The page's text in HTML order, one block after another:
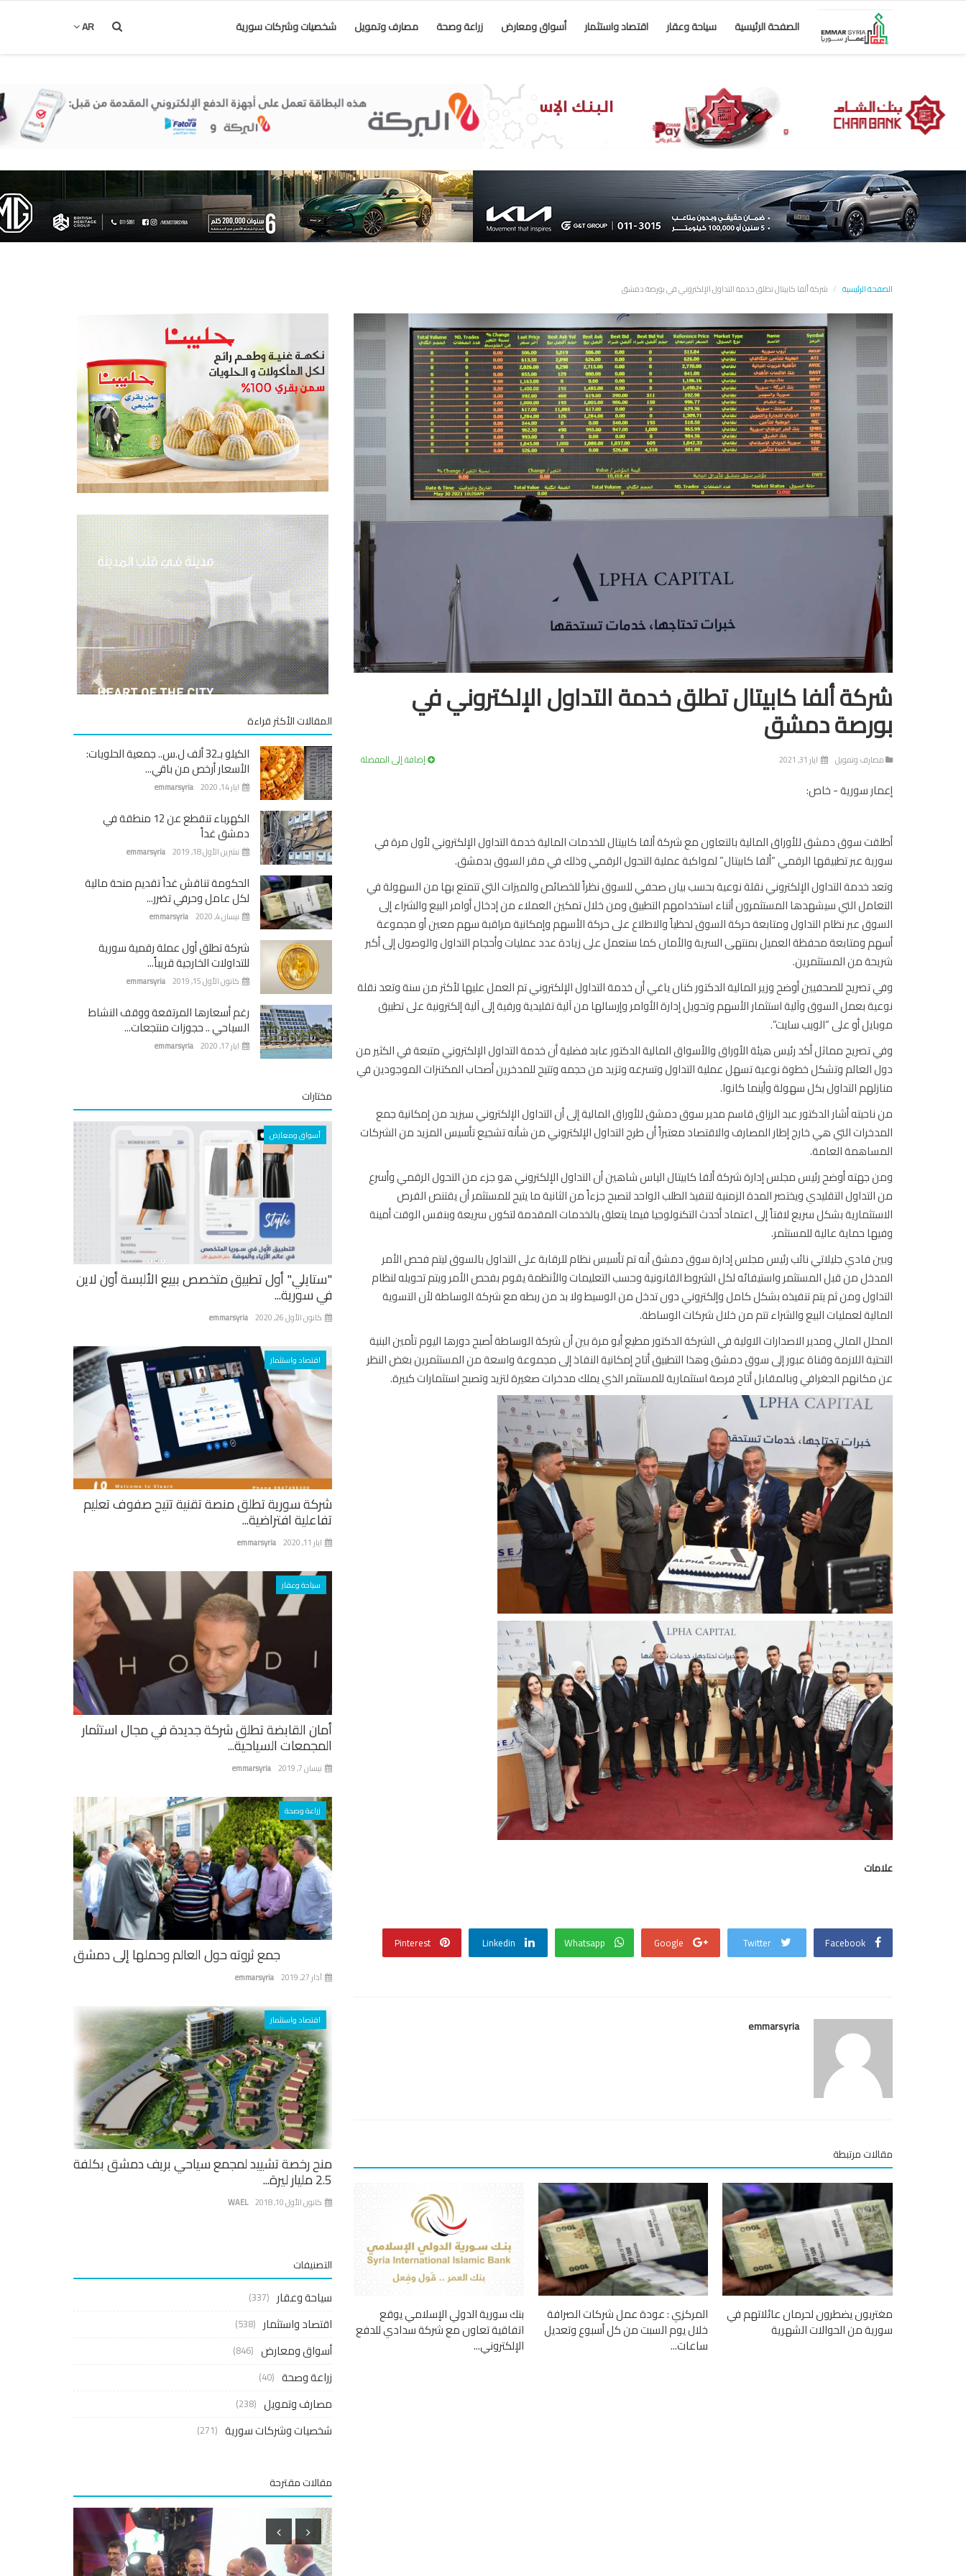
الصفحة الرئيسية سياحة وعقار اقتصاد واستثمار أسواق ومعارض زراعة وصحة مصارف وتمويل شخصيات وشركات سورية AR
الصفحة الرئيسية شركة ألفا كابيتال تطلق خدمة التداول الإلكتروني في بورصة دمشق
شركة ألفا كابيتال تطلق خدمة التداول الإلكتروني في
بورصة دمشق
مصارف وتمويل ايار 31, 2021 إضافة إلى المفضلة
إعمار سورية - خاص:
أطلقت سوق دمشق للأوراق المالية بالتعاون مع شركة ألفا كابيتال للخدمات المالية خدمة التداول الإلكتروني لأول مرة في
سورية عبر تطبيقها الرقمي “ألفا كابيتال” لمواكبة عملية التحول الرقمي وذلك في مقر السوق بدمشق.
وتعد خدمة التداول الإلكتروني نقلة نوعية بحسب بيان صحفي للسوق نظراً للخصائص والميزات التي تتمتع بها من السهولة في
التعامل التي سيشهدها المستثمرون أثناء استخدامهم التطبيق ومن خلال تمكين العملاء من إدخال أوامر البيع والشراء إلى
السوق عبر نظام التداول ومتابعة حركة السوق لحظياً والاطلاع على حركة الأسهم وإمكانية مراقبة سهم معين أو مجموعة
أسهم ومتابعة محفظة العميل بمنتهى السرية والأمان كما ستعمل على زيادة عدد عمليات وأحجام التداول والوصول إلى أكبر
شريحة من المستثمرين.
وفي تصريح للصحفيين أوضح وزير المالية الدكتور كنان ياغي أن خدمة التداول الإلكتروني تم العمل عليها لأكثر من سنة وتعد نقلة
نوعية بعمل السوق وآلية استثمار الأسهم وتحويل إدارة الأوامر وإرسالها من آلية تقليدية ورقية إلى آلية إلكترونية على تطبيق
موبايل أو على “الويب سايت”.
وفي تصريح مماثل أكد رئيس هيئة الأوراق والأسواق المالية الدكتور عابد فضلية أن خدمة التداول الإلكتروني متبعة في الكثير من
دول العالم وتشكل خطوة نوعية تسهل عملية التداول وتسرعه وتزيد من حجمه وتتيح للمدخرين أصحاب المكتنزات الموجودين في
منازلهم التداول بكل سهولة وأينما كانوا.
من ناحيته أشار الدكتور عبد الرزاق قاسم مدير سوق دمشق للأوراق المالية إلى أن التداول الإلكتروني سيزيد من إمكانية جمع
المدخرات التي هي خارج إطار المصارف والاقتصاد معتبراً أن طرح التداول الإلكتروني من شأنه تشجيع تأسيس المزيد من الشركات
المساهمة العامة.
ومن جهته أوضح رئيس مجلس إدارة شركة ألفا كابيتال الياس شاهين أن التداول الإلكتروني هو جزء من التحول الرقمي وأسرع
من التداول التقليدي ويختصر المدة الزمنية لتنفيذ الطلب الواحد لتصبح جزءاً من الثانية ما يتيح للمستثمر أن يقتنص الفرص
الاستثمارية بشكل سريع لافتاً إلى اعتماد أحدث التكنولوجيا فيما يتعلق بالخدمات المقدمة لتكون سريعة وبنفس الوقت أمينة
وفيها حماية عالية للمستثمر.
وبين فادي جليلاتي نائب رئيس مجلس إدارة سوق دمشق أنه تم تأسيس نظام للرقابة على التداول بالسوق ليتم فحص الأمر
المدخل من قبل المستثمر واستيفائه لكل الشروط القانونية وحسب التعليمات والأنظمة يقوم بفحص الأمر ويتم تحويله لنظام
التداول ومن ثم يتم تنفيذه بشكل كامل وإلكتروني دون تدخل من الوسيط ولا بد من ربطه مع شركة الوساطة لأن التسوية
المالية لعمليات البيع والشراء تتم من خلال شركات الوساطة.
المحلل المالي ومدير الاصدارات الاولية في الشركة الدكتور مطيع أبو مرة بين أن شركة الوساطة أصبح دورها اليوم تأمين البنية
التحتية اللازمة وقناة عبور إلى سوق دمشق وهذا التطبيق أتاح إمكانية النفاذ إلى مجموعة واسعة من المستثمرين بغض النظر
عن مكانهم الجغرافي وبالمقابل أتاح فرصة استثمارية للمستثمر الذي يملك مدخرات صغيرة لتزيد وتصبح استثمارات كبيرة.
علامات
Facebook
Twitter
Google
Whatsapp
Linkedin
Pinterest
emmarsyria
مقالات مرتبطة
مغتربون يضطرون لحرمان عائلاتهم في
سورية من الحوالات الشهرية
المركزي : عودة عمل شركات الصرافة
خلال يوم السبت من كل أسبوع وتعديل
ساعات...
بنك سورية الدولي الإسلامي يوقع
اتفاقية تعاون مع شركة سدادي للدفع
الإلكتروني...
المقالات الأكثر قراءة
الكيلو بـ32 ألف ل.س.. جمعية الحلويات:
الأسعار أرخص من باقي...
emmarsyria ايار 14, 2020
الكهرباء تنقطع عن 12 منطقة في
دمشق غداً
emmarsyria تشرين الأول 18, 2019
الحكومة تناقش غداً تقديم منحة مالية
لكل عامل وحرفي تضرر...
emmarsyria نيسان 4, 2020
شركة تطلق أول عملة رقمية سورية
للتداولات الخارجية قريباً...
emmarsyria كانون الأول 15, 2019
رغم أسعارها المرتفعة ووقف النشاط
السياحي .. حجوزات منتجعات...
emmarsyria ايار 17, 2020
مختارات
أسواق ومعارض
"ستايلي" أول تطبيق متخصص ببيع الألبسة أون لاين
في سورية...
emmarsyria كانون الأول 26, 2020
اقتصاد واستثمار
شركة سورية تطلق منصة تقنية تتيح صفوف تعليم
تفاعلية افتراضية...
emmarsyria ايار 11, 2020
سياحة وعقار
أمان القابضة تطلق شركة جديدة في مجال استثمار
المجمعات السياحية...
emmarsyria نيسان 7, 2019
زراعة وصحة
جمع ثروته حول العالم وحملها إلى دمشق
emmarsyria آذار 27, 2019
اقتصاد واستثمار
منح رخصة تشييد لمجمع سياحي بريف دمشق بكلفة
2.5 مليار ليرة...
WAEL كانون الأول 10, 2018
التصنيفات
سياحة وعقار (337)
اقتصاد واستثمار (538)
أسواق ومعارض (846)
زراعة وصحة (40)
مصارف وتمويل (238)
شخصيات وشركات سورية (271)
مقالات مقترحة